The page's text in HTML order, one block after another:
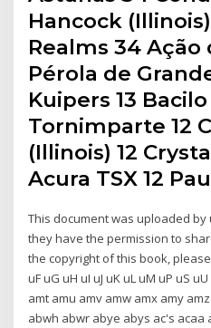
Hancock
Realms 34 Ação
Pérola de
Kuipers 13
Tornimparte 12
(Illinois) 12
Acura TSX 12
This document was uploaded
they have the permission to
the copyright of this book,
uF uG uH uI uJ uK uL uM uP uS
amt amu amv amw amx amy
abwh abwr abye abys ac's acaa